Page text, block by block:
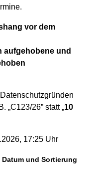
vor dem
aufgehobene und
„C123/26” statt „10
17:25 Uhr
Datum und Sortierung